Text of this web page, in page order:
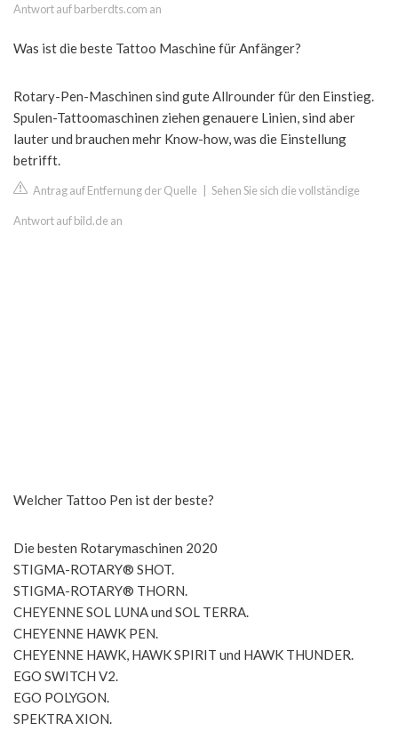
Antwort auf barberdts.com an
Was ist die beste Tattoo Maschine für Anfänger?
Rotary-Pen-Maschinen sind gute Allrounder für den Einstieg.
Spulen-Tattoomaschinen ziehen genauere Linien, sind aber
lauter und brauchen mehr Know-how, was die Einstellung
betrifft.
Antrag auf Entfernung der Quelle Sehen Sie sich die vollständige
Antwort auf bild.de an
Welcher Tattoo Pen ist der beste?
Die besten Rotarymaschinen 2020
STIGMA-ROTARY® SHOT.
STIGMA-ROTARY® THORN.
CHEYENNE SOL LUNA und SOL TERRA.
CHEYENNE HAWK PEN.
CHEYENNE HAWK, HAWK SPIRIT und HAWK THUNDER.
EGO SWITCH V2.
EGO POLYGON.
SPEKTRA XION.